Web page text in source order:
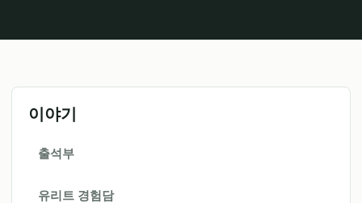
이야기
출석부
유리트 경험담